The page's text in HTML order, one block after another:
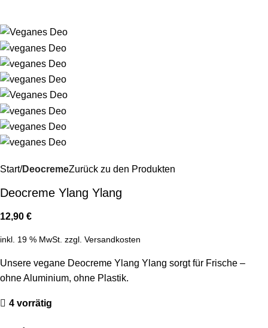
Start DeocremeZurück zu den Produkten
Deocreme Ylang Ylang
12,90 €
inkl. 19 % MwSt. zzgl. Versandkosten
Unsere vegane Deocreme Ylang Ylang sorgt für Frische –
ohne Aluminium, ohne Plastik.
4 vorrätig